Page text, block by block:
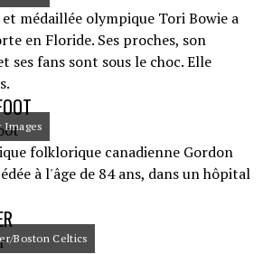
médaillée olympique Tori Bowie a
en Floride. Ses proches, son
ses fans sont sous le choc. Elle
Images
folklorique canadienne Gordon
à l'âge de 84 ans, dans un hôpital
Boston Celtics